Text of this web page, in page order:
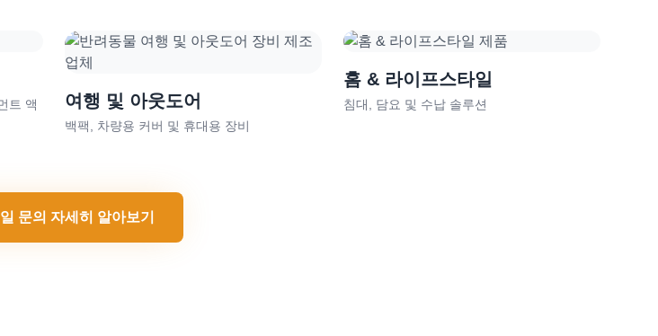
트 액
여행 및 아웃도어
백팩, 차량용 커버 및 휴대용 장비
홈 & 라이프스타일
침대, 담요 및 수납 솔루션
문의 자세히 알아보기